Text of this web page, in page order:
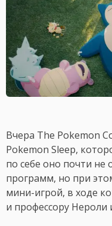
Вчера The Pokemon
Pokemon Sleep,
по себе оно почти не
программ, но при
мини-игрой, в ходе
и профессору Нероли